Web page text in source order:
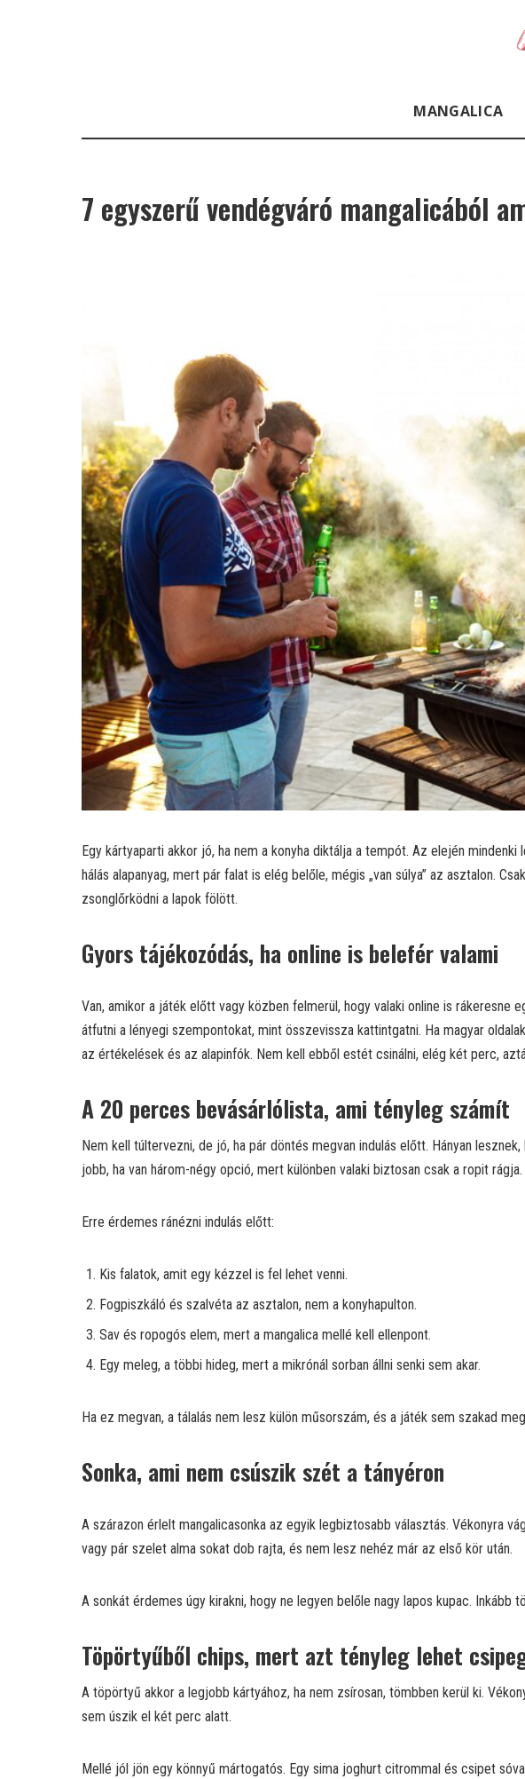
MANGALICA
7 egyszerű vendégváró mangalicából
Egy kártyaparti akkor jó, ha nem a konyha diktálja a tempót. Az elején
hálás alapanyag, mert pár falat is elég belőle, mégis „van súlya” az asztalon.
zsonglőrködni a lapok fölött.
Gyors tájékozódás, ha online is belefér valami
Van, amikor a játék előtt vagy közben felmerül, hogy valaki online is rákeresne
átfutni a lényegi szempontokat, mint összevissza kattintgatni. Ha magyar
az értékelések és az alapinfók. Nem kell ebből estét csinálni, elég két perc,
A 20 perces bevásárlólista, ami tényleg számít
Nem kell túltervezni, de jó, ha pár döntés megvan indulás előtt. Hányan
jobb, ha van három-négy opció, mert különben valaki biztosan csak a ropit rágja.
Erre érdemes ránézni indulás előtt:
Kis falatok, amit egy kézzel is fel lehet venni.
Fogpiszkáló és szalvéta az asztalon, nem a konyhapulton.
Sav és ropogós elem, mert a mangalica mellé kell ellenpont.
Egy meleg, a többi hideg, mert a mikrónál sorban állni senki sem akar.
Ha ez megvan, a tálalás nem lesz külön műsorszám, és a játék sem szakad
Sonka, ami nem csúszik szét a tányéron
A szárazon érlelt mangalicasonka az egyik legbiztosabb választás. Vékonyra
vagy pár szelet alma sokat dob rajta, és nem lesz nehéz már az első kör után.
A sonkát érdemes úgy kirakni, hogy ne legyen belőle nagy lapos kupac.
Töpörtyűből chips, mert azt tényleg lehet
A töpörtyű akkor a legjobb kártyához, ha nem zsírosan, tömbben kerül ki.
sem úszik el két perc alatt.
Mellé jól jön egy könnyű mártogatós. Egy sima joghurt citrommal és csipet